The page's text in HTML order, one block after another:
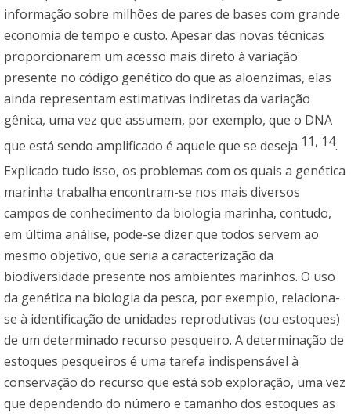
informação sobre milhões de pares de bases com grande
economia de tempo e custo. Apesar das novas técnicas
proporcionarem um acesso mais direto à variação
presente no código genético do que as aloenzimas, elas
ainda representam estimativas indiretas da variação
gênica, uma vez que assumem, por exemplo, que o DNA
que está sendo amplificado é aquele que se deseja 11, 14.
Explicado tudo isso, os problemas com os quais a genética
marinha trabalha encontram-se nos mais diversos
campos de conhecimento da biologia marinha, contudo,
em última análise, pode-se dizer que todos servem ao
mesmo objetivo, que seria a caracterização da
biodiversidade presente nos ambientes marinhos. O uso
da genética na biologia da pesca, por exemplo, relaciona-
se à identificação de unidades reprodutivas (ou estoques)
de um determinado recurso pesqueiro. A determinação de
estoques pesqueiros é uma tarefa indispensável à
conservação do recurso que está sob exploração, uma vez
que dependendo do número e tamanho dos estoques as